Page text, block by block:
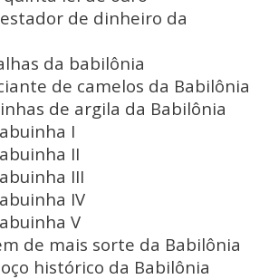
de dinheiro da
da babilônia
de camelos da Babilônia
de argila da Babilônia
I
II
III
IV
V
de mais sorte da Babilônia
histórico da Babilônia